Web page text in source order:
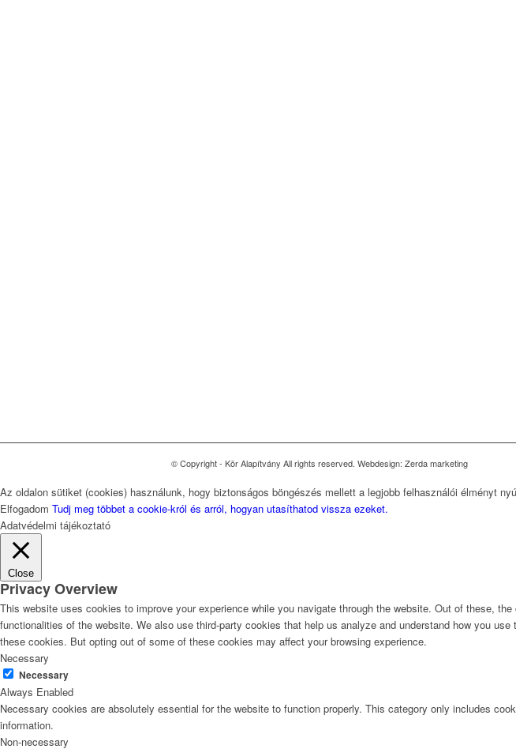
© Copyright - Kör Alapítvány All rights reserved. Webdesign: Zerda marketing
Az oldalon sütiket (cookies) használunk, hogy biztonságos böngészés mellett a legjobb felhasználói élményt
Elfogadom Tudj meg többet a cookie-król és arról, hogyan utasíthatod vissza ezeket.
Adatvédelmi tájékoztató
Close
Privacy Overview
This website uses cookies to improve your experience while you navigate through the website. Out of these,
functionalities of the website. We also use third-party cookies that help us analyze and understand how you
these cookies. But opting out of some of these cookies may affect your browsing experience.
Necessary
Necessary
Always Enabled
Necessary cookies are absolutely essential for the website to function properly. This category only includes
information.
Non-necessary